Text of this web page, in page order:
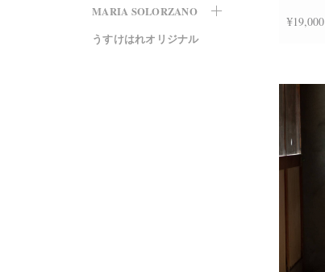
MARIA SOLORZANO
うすけはれオリジナル
¥19,000